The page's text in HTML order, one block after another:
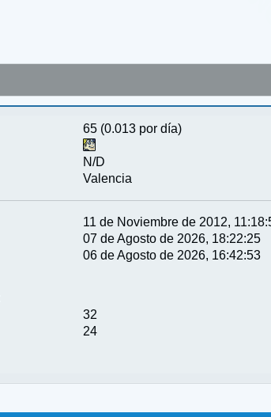
65 (0.013 por día)
N/D
Valencia
11 de Noviembre de 2012,
07 de Agosto de 2026, 18:22:25
06 de Agosto de 2026, 16:42:53
32
24